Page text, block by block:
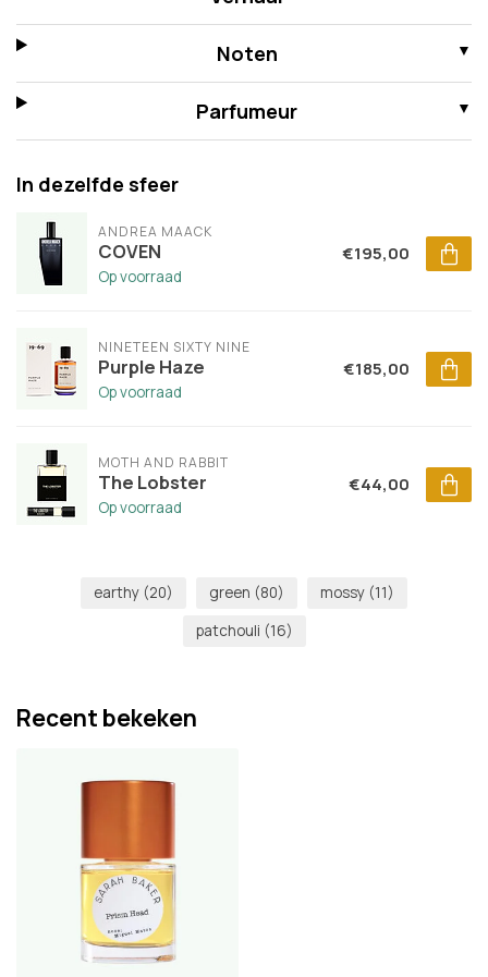
Noten
Parfumeur
In dezelfde sfeer
ANDREA MAACK
COVEN
Op voorraad
€195,00
NINETEEN SIXTY NINE
Purple Haze
Op voorraad
€185,00
MOTH AND RABBIT
The Lobster
Op voorraad
€44,00
earthy (20) green (80) mossy (11)
patchouli (16)
Recent bekeken